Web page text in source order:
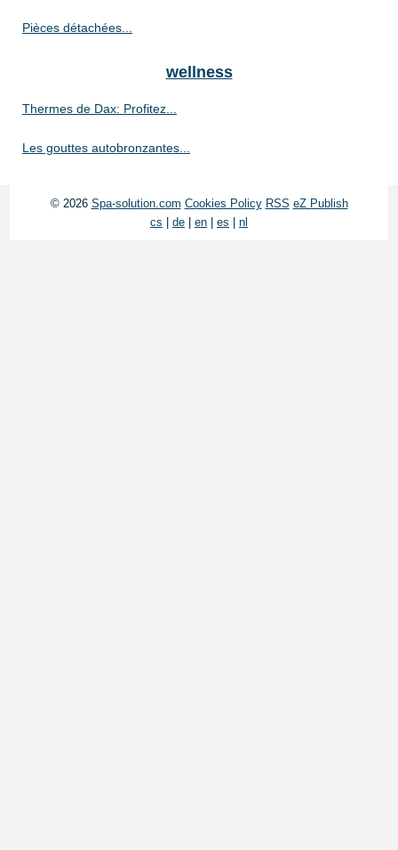
Pièces détachées...
wellness
Thermes de Dax: Profitez...
Les gouttes autobronzantes...
© 2026 Spa-solution.com Cookies Policy RSS eZ Publish
cs | de | en | es | nl